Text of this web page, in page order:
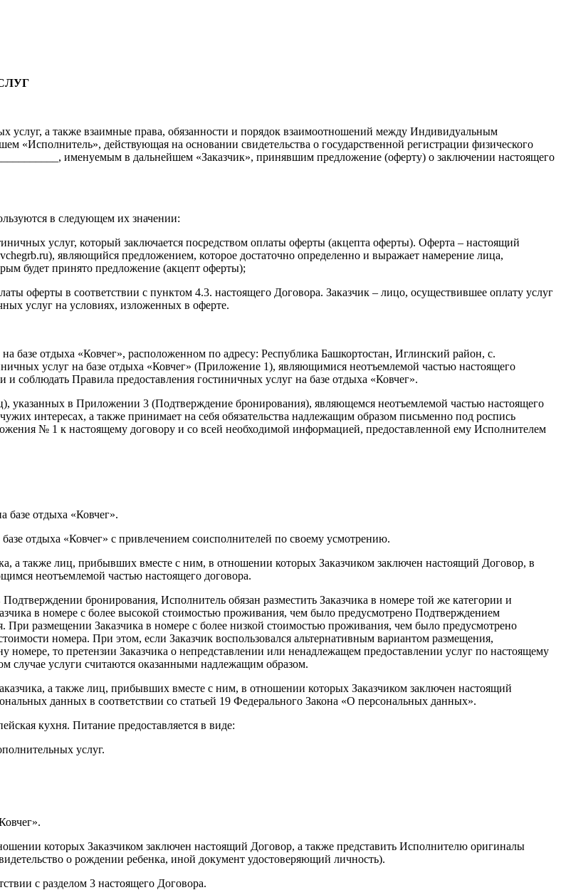
услуг, а также взаимные права, обязанности и порядок взаимоотношений между Индивидуальным
действующая на основании свидетельства о государственной регистрации физического
именуемым в дальнейшем «Заказчик», принявшим предложение (оферту) о заключении настоящего
в следующем их значении:
услуг, который заключается посредством оплаты оферты (акцепта оферты). Оферта – настоящий
являющийся предложением, которое достаточно определенно и выражает намерение лица,
будет принято предложение (акцепт оферты);
оферты в соответствии с пунктом 4.3. настоящего Договора. Заказчик – лицо, осуществившее оплату услуг
услуг на условиях, изложенных в оферте.
базе отдыха «Ковчег», расположенном по адресу: Республика Башкортостан, Иглинский район, с.
услуг на базе отдыха «Ковчег» (Приложение 1), являющимися неотъемлемой частью настоящего
и соблюдать Правила предоставления гостиничных услуг на базе отдыха «Ковчег».
указанных в Приложении 3 (Подтверждение бронирования), являющемся неотъемлемой частью настоящего
интересах, а также принимает на себя обязательства надлежащим образом письменно под роспись
№ 1 к настоящему договору и со всей необходимой информацией, предоставленной ему Исполнителем
базе отдыха «Ковчег».
отдыха «Ковчег» с привлечением соисполнителей по своему усмотрению.
а также лиц, прибывших вместе с ним, в отношении которых Заказчиком заключен настоящий Договор, в
неотъемлемой частью настоящего договора.
бронирования, Исполнитель обязан разместить Заказчика в номере той же категории и
в номере с более высокой стоимостью проживания, чем было предусмотрено Подтверждением
При размещении Заказчика в номере с более низкой стоимостью проживания, чем было предусмотрено
номера. При этом, если Заказчик воспользовался альтернативным вариантом размещения,
то претензии Заказчика о непредставлении или ненадлежащем предоставлении услуг по настоящему
услуги считаются оказанными надлежащим образом.
а также лиц, прибывших вместе с ним, в отношении которых Заказчиком заключен настоящий
данных в соответствии со статьей 19 Федерального Закона «О персональных данных».
кухня. Питание предоставляется в виде:
услуг.
которых Заказчиком заключен настоящий Договор, а также представить Исполнителю оригиналы
о рождении ребенка, иной документ удостоверяющий личность).
с разделом 3 настоящего Договора.